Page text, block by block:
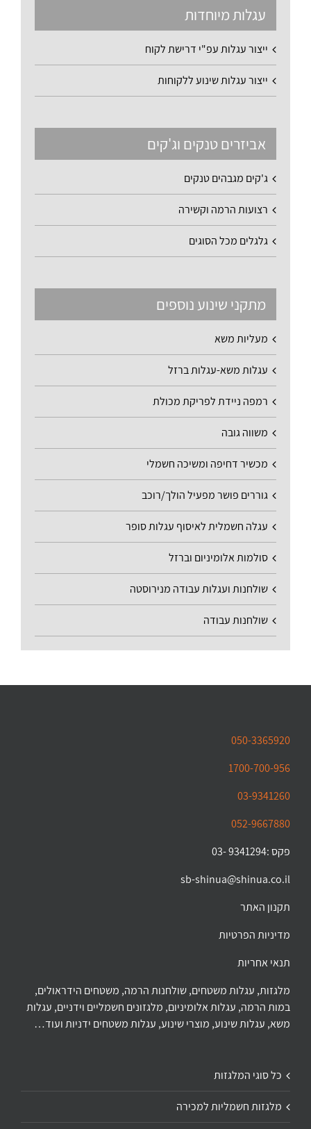
עגלות מיוחדות
ייצור עגלות עפ"י דרישת לקוח
ייצור עגלות שינוע ללקוחות
אביזרים טנקים וג'קים
ג'קים מגבהים טנקים
רצועות הרמה וקשירה
גלגלים מכל הסוגים
מתקני שינוע נוספים
מעליות משא
עגלות משא-עגלות ברזל
רמפה ניידת לפריקת מכולת
משווה גובה
מכשיר דחיפה ומשיכה חשמלי
גוררים פושר מפעיל הולך/רוכב
עגלה חשמלית לאיסוף עגלות סופר
סולמות אלומיניום וברזל
שולחנות ועגלות עבודה מנירוסטה
שולחנות עבודה
050-3365920
1700-700-956
03-9341260
052-9667880
פקס :9341294 -03
sb-shinua@shinua.co.il
תקנון האתר
מדיניות הפרטיות
תנאי אחריות
מלגזות, עגלות משטחים, שולחנות הרמה, משטחים הידראולים,
במות הרמה, עגלות אלומיניום, מלגזונים חשמליים וידניים, עגלות
משא, עגלות שינוע, מוצרי שינוע, עגלות משטחים ידניות ועוד…
כל סוגי המלגזות
מלגזות חשמליות למכירה